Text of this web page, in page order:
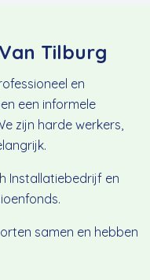
Tilburg
en
een informele
zijn harde werkers,
Installatiebedrijf en
samen en hebben